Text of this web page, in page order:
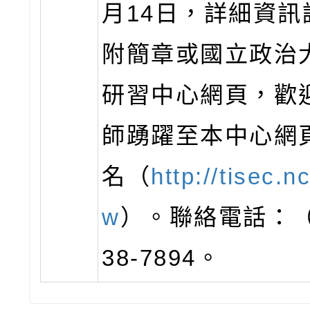
月14日，詳細資訊
附簡章或國立政治
研習中心網頁，歡
師踴躍至本中心網
名（http://
w）。聯絡電話：
38-7894。